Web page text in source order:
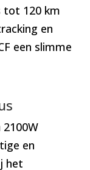
tot 120 km
en
een slimme
en
het